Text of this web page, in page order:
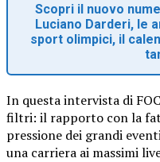
Scopri il nuovo
Luciano Darderi, le
sport olimpici, il
In questa intervista di
filtri: il rapporto con la
pressione dei grandi
una carriera ai massimi